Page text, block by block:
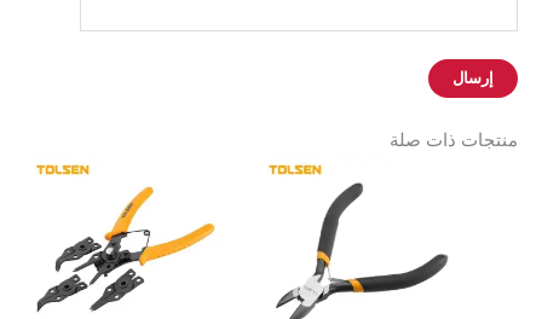
منتجات ذات صلة